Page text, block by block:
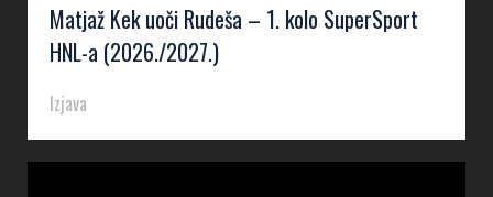
Matjaž Kek uoči Rudeša – 1. kolo SuperSport
HNL-a (2026./2027.)
Izjava